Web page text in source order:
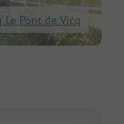
Le Pont de Vicq